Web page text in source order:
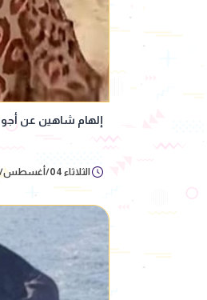
إلهام شاهين عن
الثلاثاء 04/أغسطس/2026 - 12:26 م